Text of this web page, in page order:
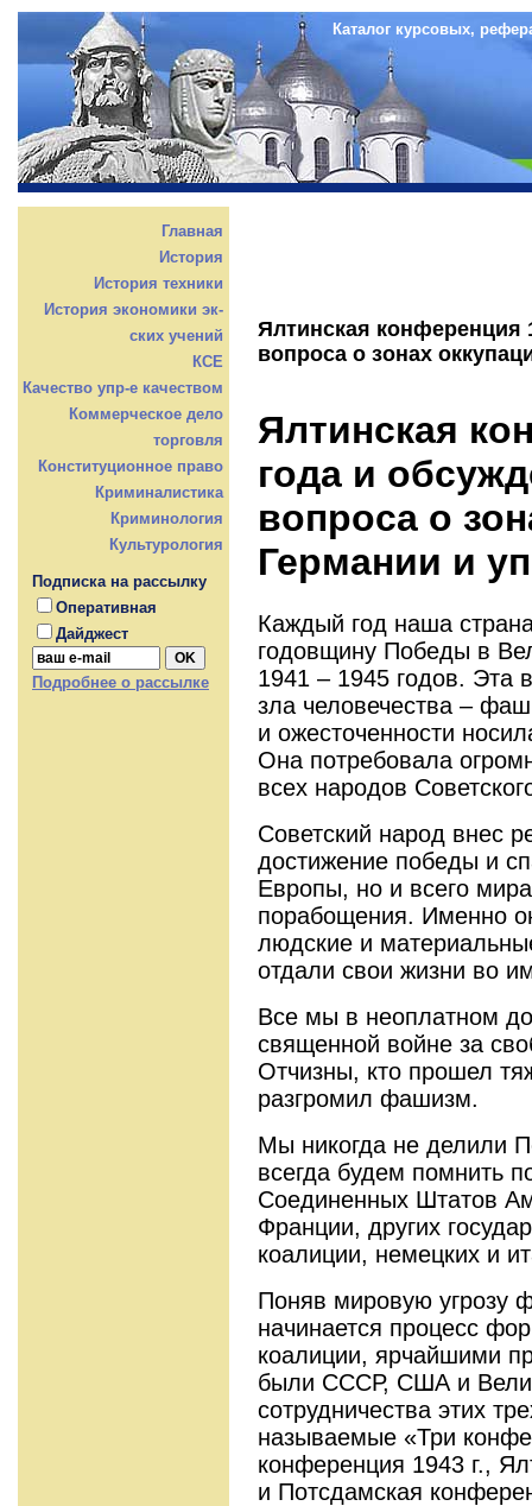
Каталог курсовых,
Главная
История
История техники
История экономики эк-
ских учений
КСЕ
Качество упр-е качеством
Коммерческое дело
торговля
Конституционное право
Криминалистика
Криминология
Культурология
Подписка на рассылку
Оперативная
Дайджест
Подробнее о рассылке
Ялтинская конференция
вопроса о зонах
Ялтинская
года и
вопроса о
Германии и
Каждый год наша
годовщину Победы в
1941 – 1945 годов. Эта
зла человечества –
и ожесточенности
Она потребовала
всех народов
Советский народ внес
достижение победы и
Европы, но и всего
порабощения. Именно
людские и
отдали свои жизни во
Все мы в неоплатном
священной войне за
Отчизны, кто прошел
разгромил фашизм.
Мы никогда не делили
всегда будем помнить
Соединенных Штатов
Франции, других
коалиции, немецких и
Поняв мировую угрозу
начинается процесс
коалиции, ярчайшими
были СССР, США и
сотрудничества этих
называемые «Три
конференция 1943 г.,
и Потсдамская